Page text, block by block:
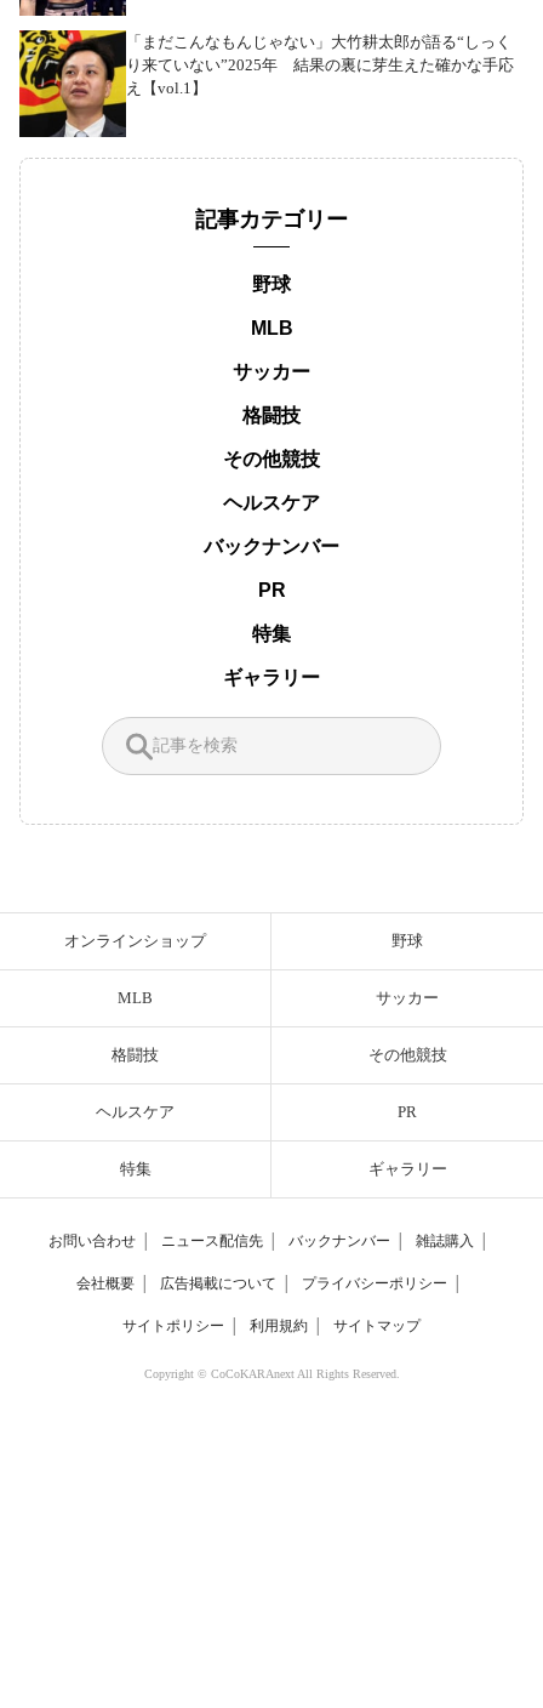
「まだこんなもんじゃない」大竹耕太郎が語る“しっく
り来ていない”2025年 結果の裏に芽生えた確かな手応
え【vol.1】
記事カテゴリー
野球
MLB
サッカー
格闘技
その他競技
ヘルスケア
バックナンバー
PR
特集
ギャラリー
オンラインショップ 野球
MLB サッカー
格闘技 その他競技
ヘルスケア PR
特集 ギャラリー
お問い合わせ ニュース配信先 バックナンバー 雑誌購入
会社概要 広告掲載について プライバシーポリシー
サイトポリシー 利用規約 サイトマップ
Copyright © CoCoKARAnext All Rights Reserved.